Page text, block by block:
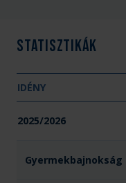
Statisztikák
IDÉNY
2025/2026
Gyermekbajnokság